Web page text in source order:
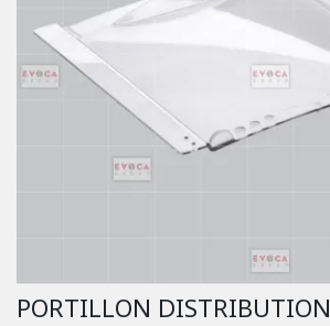
PORTILLON DISTRIBUTION